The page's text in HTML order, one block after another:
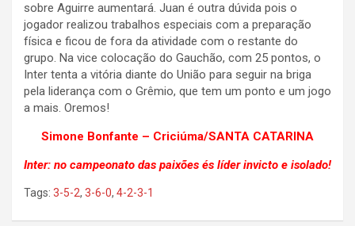
sobre Aguirre aumentará. Juan é outra dúvida pois o
jogador realizou trabalhos especiais com a preparação
física e ficou de fora da atividade com o restante do
grupo. Na vice colocação do Gauchão, com 25 pontos, o
Inter tenta a vitória diante do União para seguir na briga
pela liderança com o Grêmio, que tem um ponto e um jogo
a mais. Oremos!
Simone Bonfante – Criciúma/SANTA CATARINA
Inter: no campeonato das paixões és líder invicto e isolado!
Tags: 3-5-2, 3-6-0, 4-2-3-1